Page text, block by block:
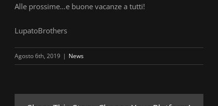
Alle prossime…e buone vacanze a tutti!
LupatoBrothers
Agosto 6th, 2019 | News